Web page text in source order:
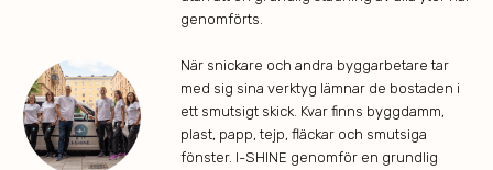
genomförts.
När snickare och andra byggarbetare tar
med sig sina verktyg lämnar de bostaden i
ett smutsigt skick. Kvar finns byggdamm,
plast, papp, tejp, fläckar och smutsiga
fönster. I-SHINE genomför en grundlig